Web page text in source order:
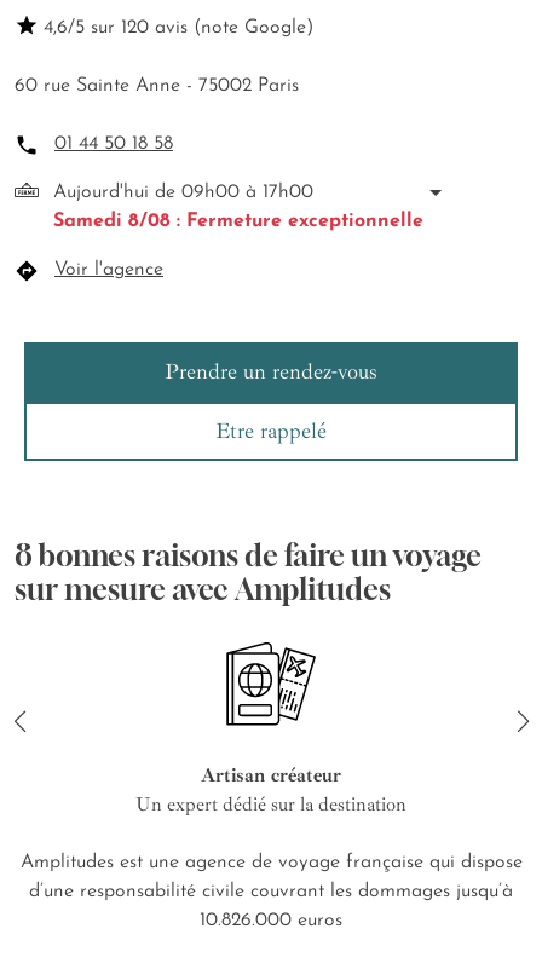
4,6/5 sur 120 avis (note Google)
60 rue Sainte Anne - 75002 Paris
01 44 50 18 58
Aujourd'hui de 09h00 à 17h00
Samedi 8/08 : Fermeture exceptionnelle
Voir l'agence
Prendre un rendez-vous
Etre rappelé
8 bonnes raisons de faire un voyage
sur mesure avec Amplitudes
Artisan créateur
Un expert dédié sur la destination
Amplitudes est une agence de voyage française qui dispose
d’une responsabilité civile couvrant les dommages jusqu’à
10.826.000 euros